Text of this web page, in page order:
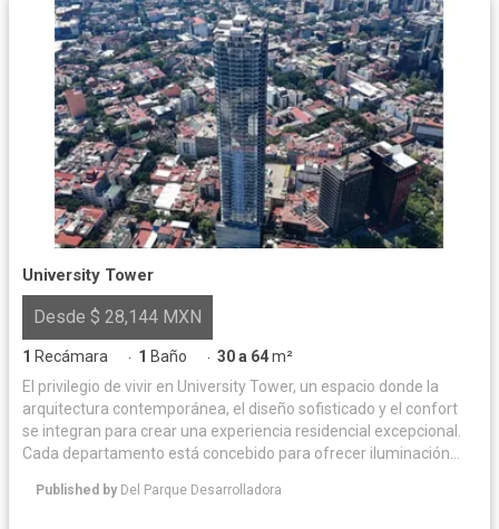
University Tower
Desde $ 28,144 MXN
1 Recámara · 1 Baño · 30 a 64m²
El privilegio de vivir en University Tower, un espacio donde la
arquitectura contemporánea, el diseño sofisticado y el confort
se integran para crear una experiencia residencial excepcional.
Cada departamento está concebido para ofrecer iluminación
perfecto entre elegancia y funcionalidad. Las amenidades han
Published by Del Parque Desarrolladora